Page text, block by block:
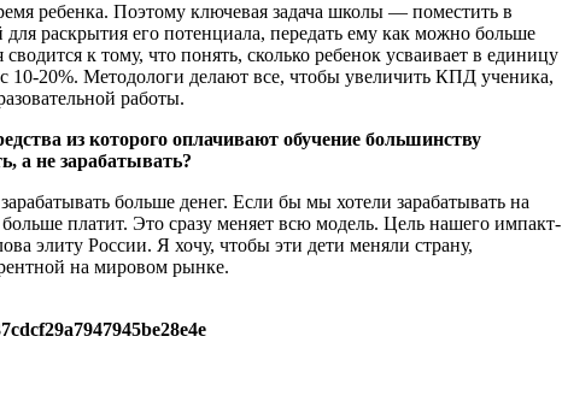
ребенка. Поэтому ключевая задача школы — поместить в
раскрытия его потенциала, передать ему как можно больше
к тому, что понять, сколько ребенок усваивает в единицу
10-20%. Методологи делают все, чтобы увеличить КПД ученика,
работы.
из которого оплачивают обучение большинству
а не зарабатывать?
больше денег. Если бы мы хотели зарабатывать на
платит. Это сразу меняет всю модель. Цель нашего импакт-
элиту России. Я хочу, чтобы эти дети меняли страну,
на мировом рынке.